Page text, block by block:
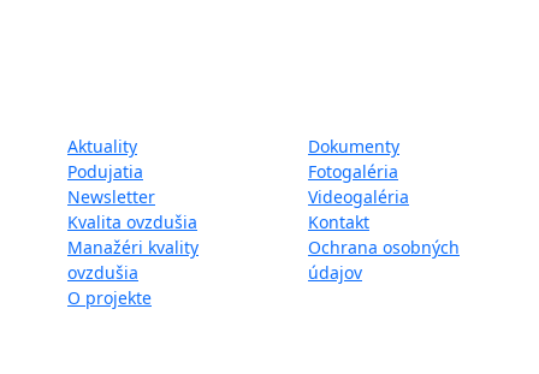
Aktuality
Podujatia
Newsletter
Kvalita ovzdušia
Manažéri kvality
ovzdušia
O projekte
Dokumenty
Fotogaléria
Videogaléria
Kontakt
Ochrana osobných
údajov